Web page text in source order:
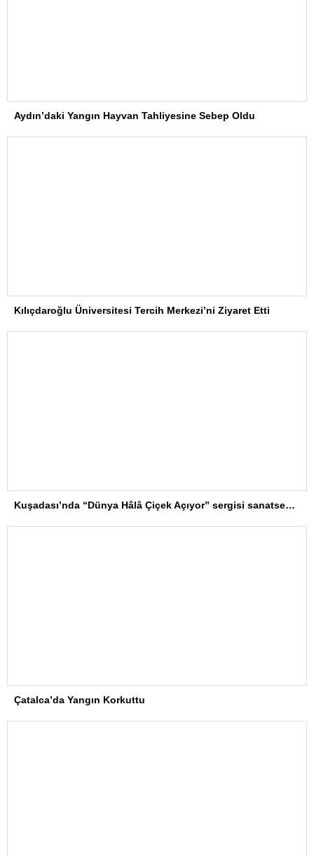
Aydın’daki Yangın Hayvan Tahliyesine Sebep Oldu
Kılıçdaroğlu Üniversitesi Tercih Merkezi’ni Ziyaret Etti
Kuşadası’nda “Dünya Hâlâ Çiçek Açıyor” sergisi sanatseverlerle buluşuyor
Çatalca’da Yangın Korkuttu